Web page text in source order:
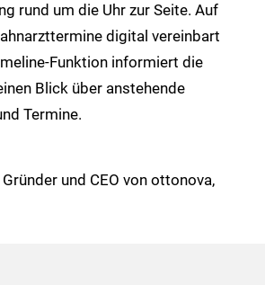
rund um die Uhr zur Seite. Auf
digital vereinbart
Funktion informiert die
Blick über anstehende
Termine.
und CEO von ottonova,